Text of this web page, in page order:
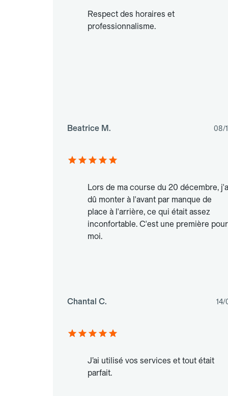
Respect des horaires et
professionnalisme.
Beatrice M. 08/
Lors de ma course du 20 décembre,
dû monter à l'avant par manque de
place à l'arrière, ce qui était assez
inconfortable. C'est une première pour
moi.
Chantal C. 14/
J’ai utilisé vos services et tout était
parfait.